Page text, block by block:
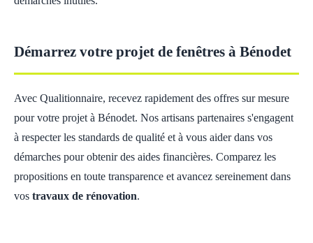
Démarrez votre projet de fenêtres à Bénodet
Avec Qualitionnaire, recevez rapidement des offres sur mesure
pour votre projet à Bénodet. Nos artisans partenaires s'engagent
à respecter les standards de qualité et à vous aider dans vos
démarches pour obtenir des aides financières. Comparez les
propositions en toute transparence et avancez sereinement dans
vos travaux de rénovation.